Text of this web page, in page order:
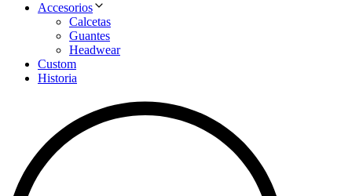
Accesorios
Calcetas
Guantes
Headwear
Custom
Historia